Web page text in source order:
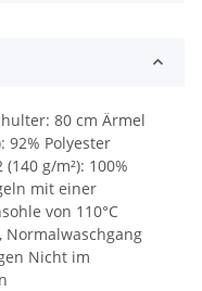
80 cm Ärmel
92% Polyester
g/m²): 100%
mit einer
von 110°C
Normalwaschgang
Nicht im